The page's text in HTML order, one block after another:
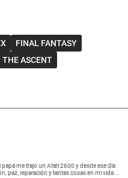
FINAL FANTASY
THE ASCENT
me trajo un Atari 2600 y desde ese día
paz, reparación y tantas cosas en mi vida...